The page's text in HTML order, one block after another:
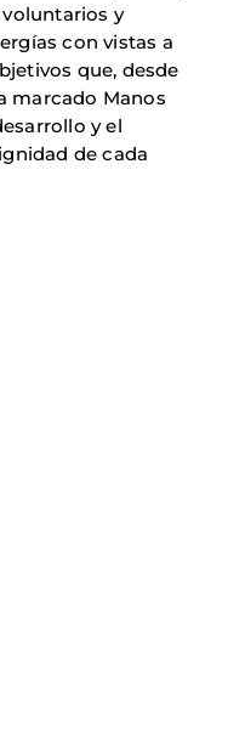
y
con vistas a
que, desde
marcado Manos
y el
de cada